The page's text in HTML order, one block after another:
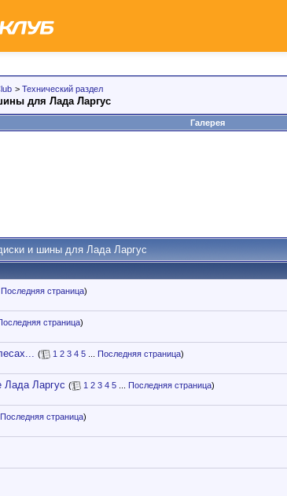
> Технический раздел
для Лада Ларгус
Галерея
и шины для Лада Ларгус
Последняя страница)
страница)
( 1 2 3 4 5 Последняя страница)
Лада Ларгус ( 1 2 3 4 5 Последняя страница)
Последняя страница)